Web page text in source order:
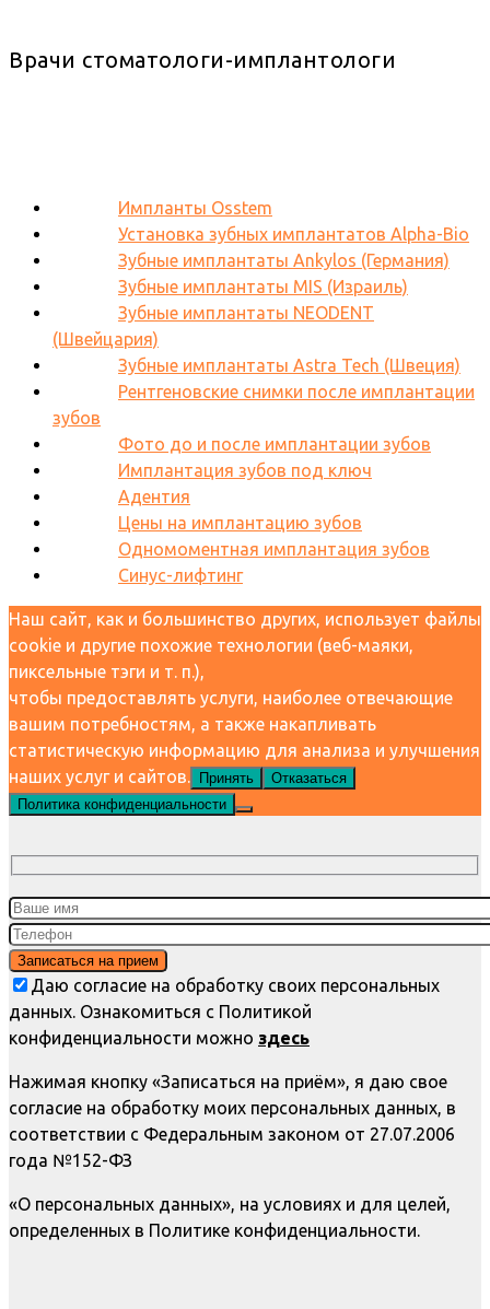
Врачи стоматологи-имплантологи
Импланты Osstem
Установка зубных имплантатов Alpha-Bio
Зубные имплантаты Ankylos (Германия)
Зубные имплантаты MIS (Израиль)
Зубные имплантаты NEODENT
(Швейцария)
Зубные имплантаты Astra Tech (Швеция)
Рентгеновские снимки после имплантации
зубов
Фото до и после имплантации зубов
Имплантация зубов под ключ
Адентия
Цены на имплантацию зубов
Одномоментная имплантация зубов
Синус-лифтинг
Наш сайт, как и большинство других, использует файлы
cookie и другие похожие технологии (веб-маяки,
пиксельные тэги и т. п.),
чтобы предоставлять услуги, наиболее отвечающие
вашим потребностям, а также накапливать
статистическую информацию для анализа и улучшения
наших услуг и сайтов.
Принять
Отказаться
Политика конфиденциальности
Даю согласие на обработку своих персональных
данных. Ознакомиться с Политикой
конфиденциальности можно здесь
Нажимая кнопку «Записаться на приём», я даю свое
согласие на обработку моих персональных данных, в
соответствии с Федеральным законом от 27.07.2006
года №152-ФЗ
«О персональных данных», на условиях и для целей,
определенных в Политике конфиденциальности.